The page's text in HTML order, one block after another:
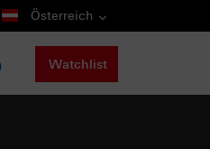
Österreich
Watchlist